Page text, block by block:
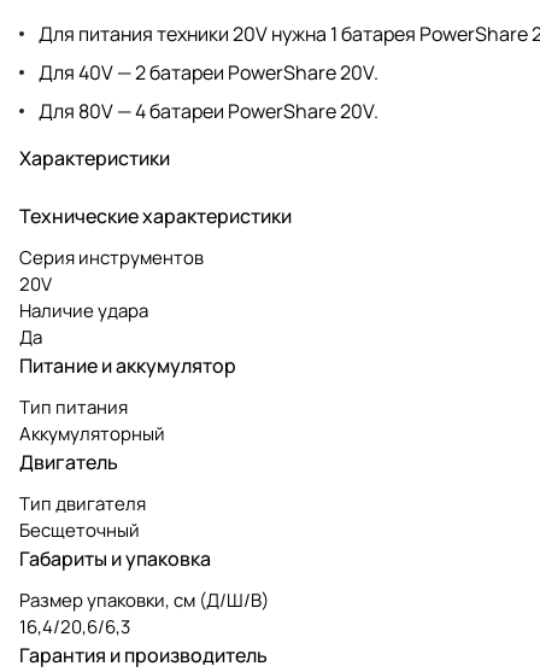
Для питания техники 20V нужна 1 батарея PowerShare
Для 40V — 2 батареи PowerShare 20V.
Для 80V — 4 батареи PowerShare 20V.
Характеристики
Технические характеристики
Серия инструментов
20V
Наличие удара
Да
Питание и аккумулятор
Тип питания
Аккумуляторный
Двигатель
Тип двигателя
Бесщеточный
Габариты и упаковка
Размер упаковки, см (Д/Ш/В)
16,4/20,6/6,3
Гарантия и производитель